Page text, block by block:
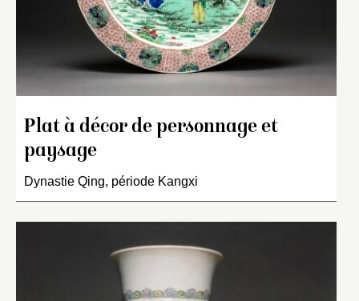
Plat à décor de personnage et
paysage
Dynastie Qing, période Kangxi